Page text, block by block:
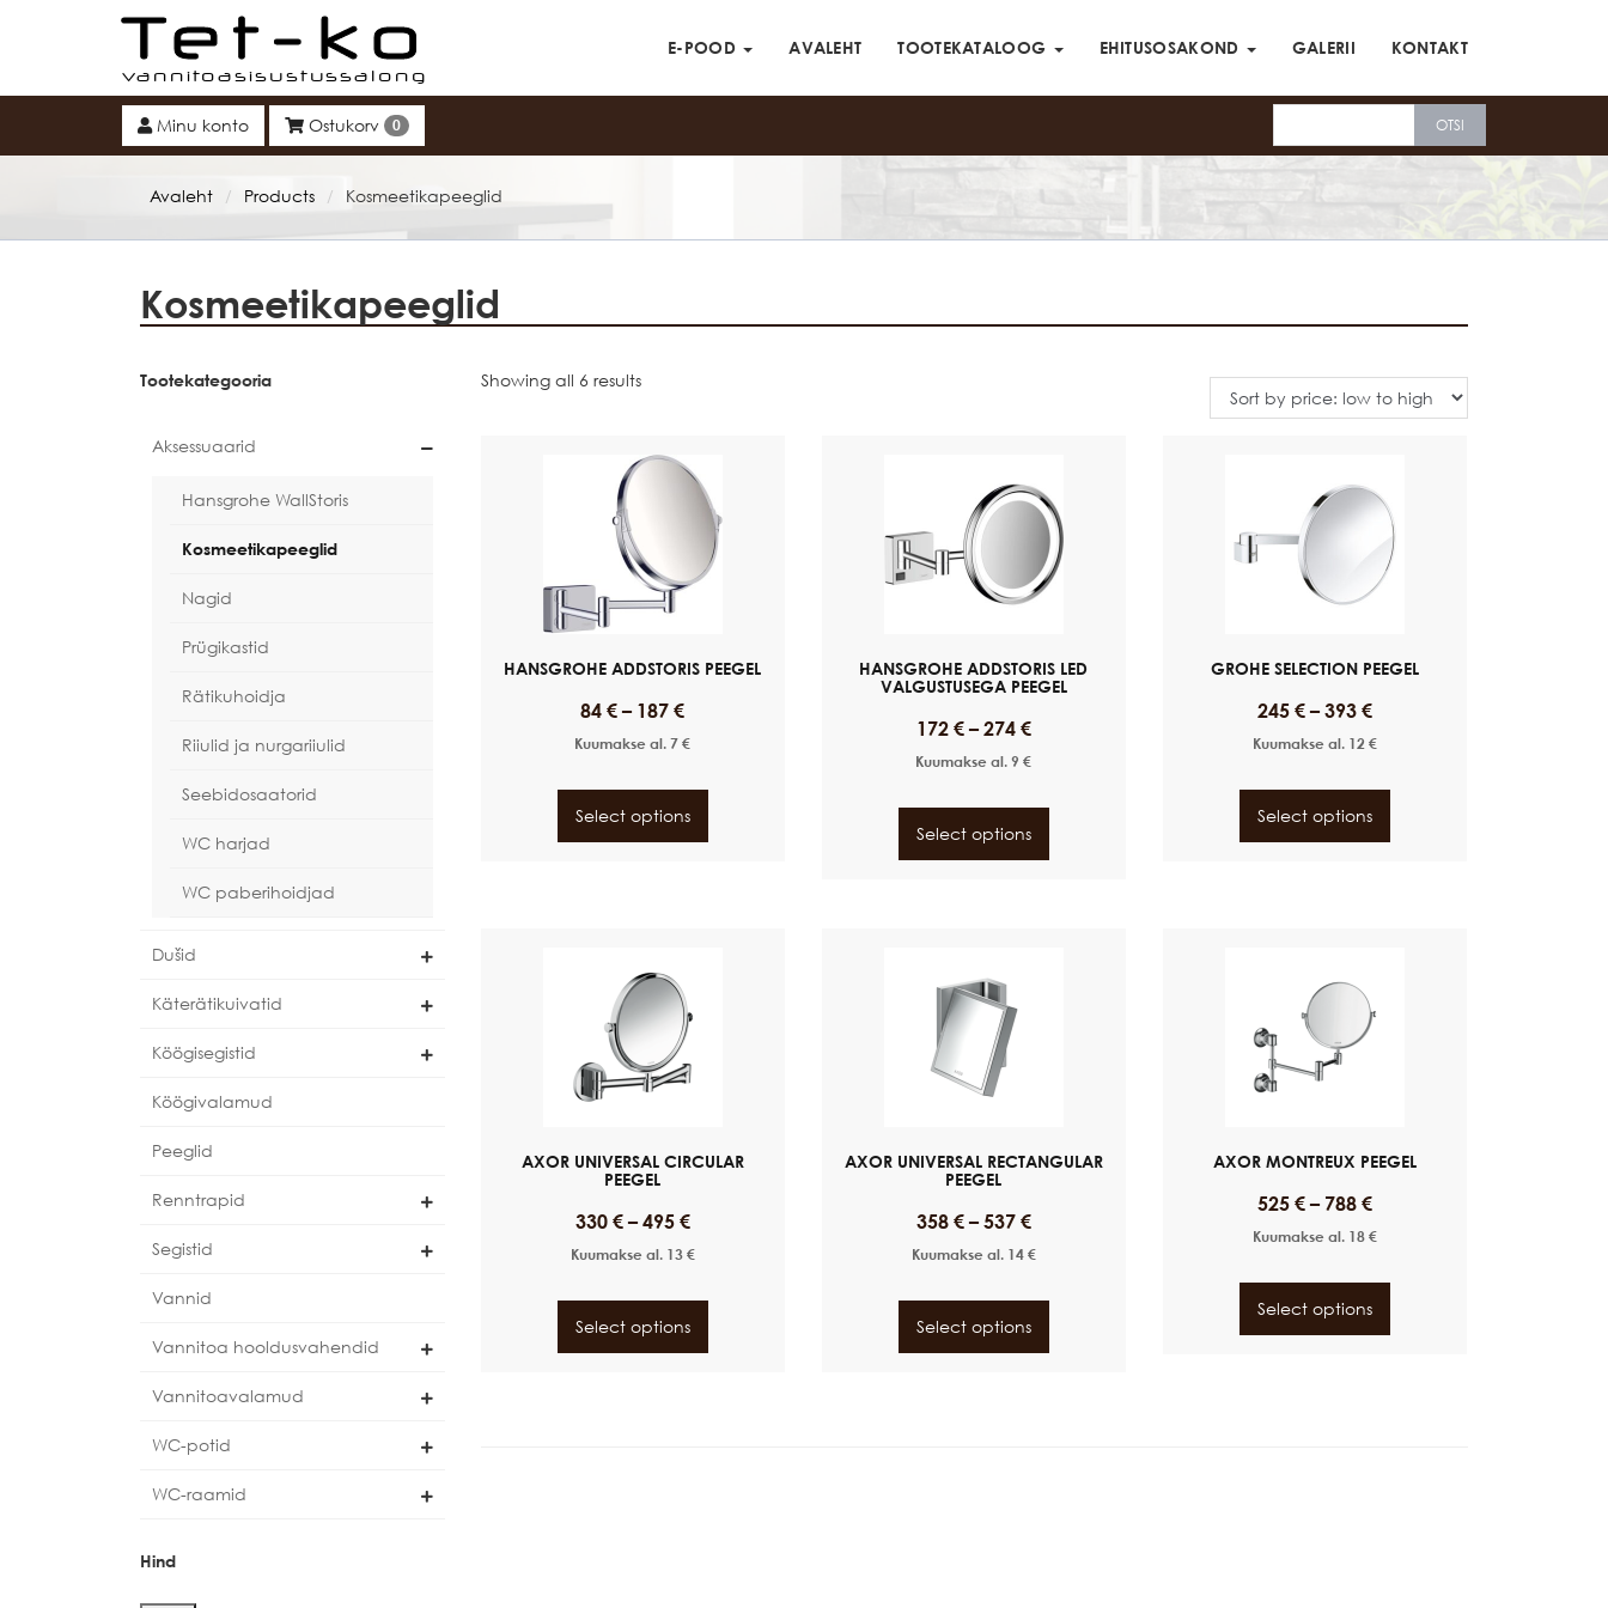
Tet-ko E-POOD AVALEHT TOOTEKATALOOG EHITUSOSAKOND GALERII KONTAKT
Minu konto Ostukorv 0
Avaleht / Products / Kosmeetikapeeglid
Kosmeetikapeeglid
Tootekategooria
Aksessuaarid
Hansgrohe WallStoris
Kosmeetikapeeglid
Nagid
Prügikastid
Rätikuhoidja
Riiulid ja nurgariiulid
Seebidosaatorid
WC harjad
WC paberihoidjad
Dušid
Käterätikuivatid
Köögisegistid
Köögivalamud
Peeglid
Renntrapid
Segistid
Vannid
Vannitoa hooldusvahendid
Vannitoavalamud
WC-potid
WC-raamid
Hind
Showing all 6 results
HANSGROHE ADDSTORIS PEEGEL
84€ – 187€
Kuumakse al.7€
Select options
HANSGROHE ADDSTORIS LED
VALGUSTUSEGA PEEGEL
172 €– 274 €
Kuumakse al.9€
Select options
GROHE SELECTION PEEGEL
245 €– 393 €
Kuumakse al. 12 €
Select options
AXOR UNIVERSAL CIRCULAR
PEEGEL
330 €– 495 €
Kuumakse al. 13 €
Select options
AXOR UNIVERSAL RECTANGULAR
PEEGEL
358 €– 537 €
Kuumakse al. 14 €
Select options
AXOR MONTREUX PEEGEL
525 €– 788 €
Kuumakse al. 18 €
Select options